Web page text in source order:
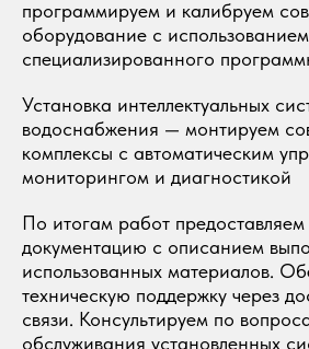
программируем и калибруем
оборудование с использованием
специализированного
Установка интеллектуальных
водоснабжения — монтируем
комплексы с автоматическим
мониторингом и диагностикой
По итогам работ
документацию с описанием
использованных материалов.
техническую поддержку через
связи. Консультируем по
обслуживания установленных